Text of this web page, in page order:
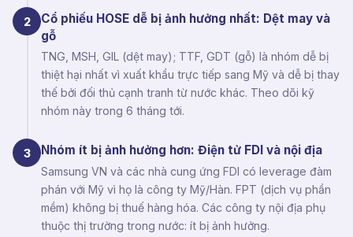
2
Cổ phiếu HOSE dễ bị ảnh hưởng nhất: Dệt may và
gỗ
TNG, MSH, GIL (dệt may); TTF, GDT (gỗ) là nhóm dễ bị
thiệt hại nhất vì xuất khẩu trực tiếp sang Mỹ và dễ bị thay
thế bởi đối thủ cạnh tranh từ nước khác. Theo dõi kỹ
nhóm này trong 6 tháng tới.
3 Nhóm ít bị ảnh hưởng hơn: Điện tử FDI và nội địa
Samsung VN và các nhà cung ứng FDI có leverage đàm
phán với Mỹ vì họ là công ty Mỹ/Hàn. FPT (dịch vụ phần
mềm) không bị thuế hàng hóa. Các công ty nội địa phụ
thuộc thị trường trong nước: ít bị ảnh hưởng.